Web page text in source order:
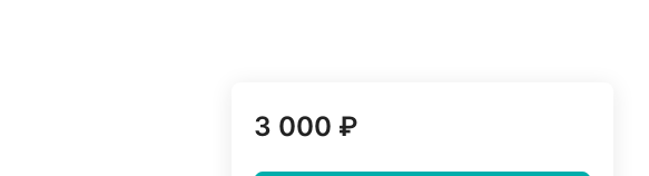
3 000 ₽